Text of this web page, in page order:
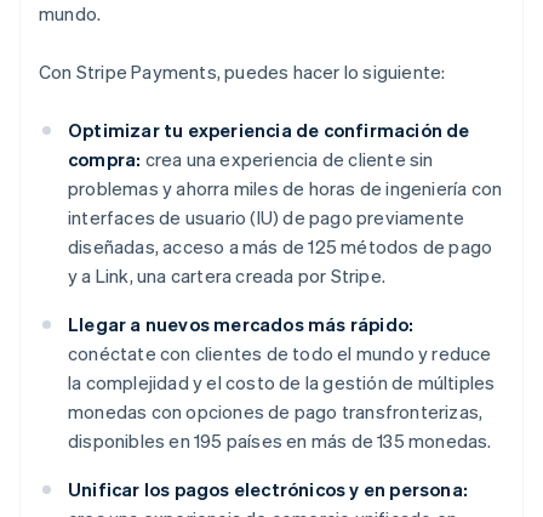
mundo.
Con Stripe Payments, puedes hacer lo siguiente:
Optimizar tu experiencia de confirmación de
compra: crea una experiencia de cliente sin
problemas y ahorra miles de horas de ingeniería con
interfaces de usuario (IU) de pago previamente
diseñadas, acceso a más de 125 métodos de pago
y a Link, una cartera creada por Stripe.
Llegar a nuevos mercados más rápido:
conéctate con clientes de todo el mundo y reduce
la complejidad y el costo de la gestión de múltiples
monedas con opciones de pago transfronterizas,
disponibles en 195 países en más de 135 monedas.
Unificar los pagos electrónicos y en persona: